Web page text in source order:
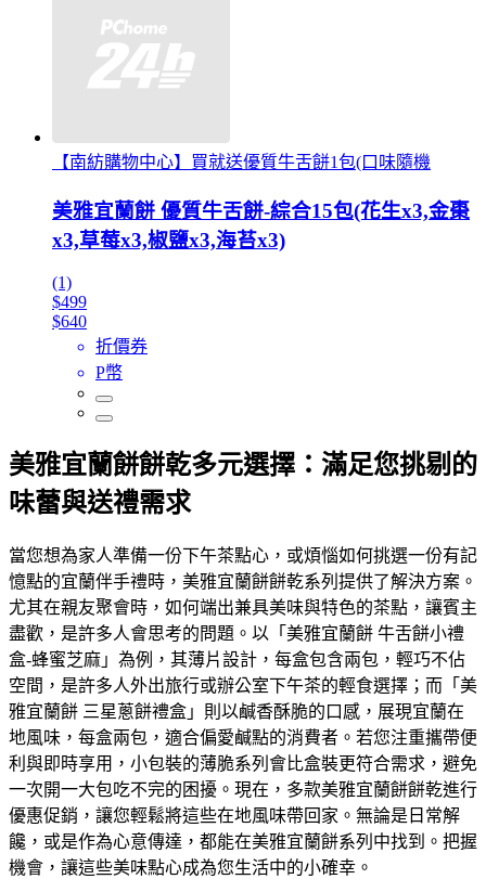
【南紡購物中心】買就送優質牛舌餅1包(口味隨機
美雅宜蘭餅 優質牛舌餅-綜合15包(花生x3,金棗
x3,草莓x3,椒鹽x3,海苔x3)
(1)
$499
$640
折價券
P幣
美雅宜蘭餅餅乾多元選擇：滿足您挑剔的
味蕾與送禮需求
當您想為家人準備一份下午茶點心，或煩惱如何挑選一份有記
憶點的宜蘭伴手禮時，美雅宜蘭餅餅乾系列提供了解決方案。
尤其在親友聚會時，如何端出兼具美味與特色的茶點，讓賓主
盡歡，是許多人會思考的問題。以「美雅宜蘭餅 牛舌餅小禮
盒-蜂蜜芝麻」為例，其薄片設計，每盒包含兩包，輕巧不佔
空間，是許多人外出旅行或辦公室下午茶的輕食選擇；而「美
雅宜蘭餅 三星蔥餅禮盒」則以鹹香酥脆的口感，展現宜蘭在
地風味，每盒兩包，適合偏愛鹹點的消費者。若您注重攜帶便
利與即時享用，小包裝的薄脆系列會比盒裝更符合需求，避免
一次開一大包吃不完的困擾。現在，多款美雅宜蘭餅餅乾進行
優惠促銷，讓您輕鬆將這些在地風味帶回家。無論是日常解
饞，或是作為心意傳達，都能在美雅宜蘭餅系列中找到。把握
機會，讓這些美味點心成為您生活中的小確幸。